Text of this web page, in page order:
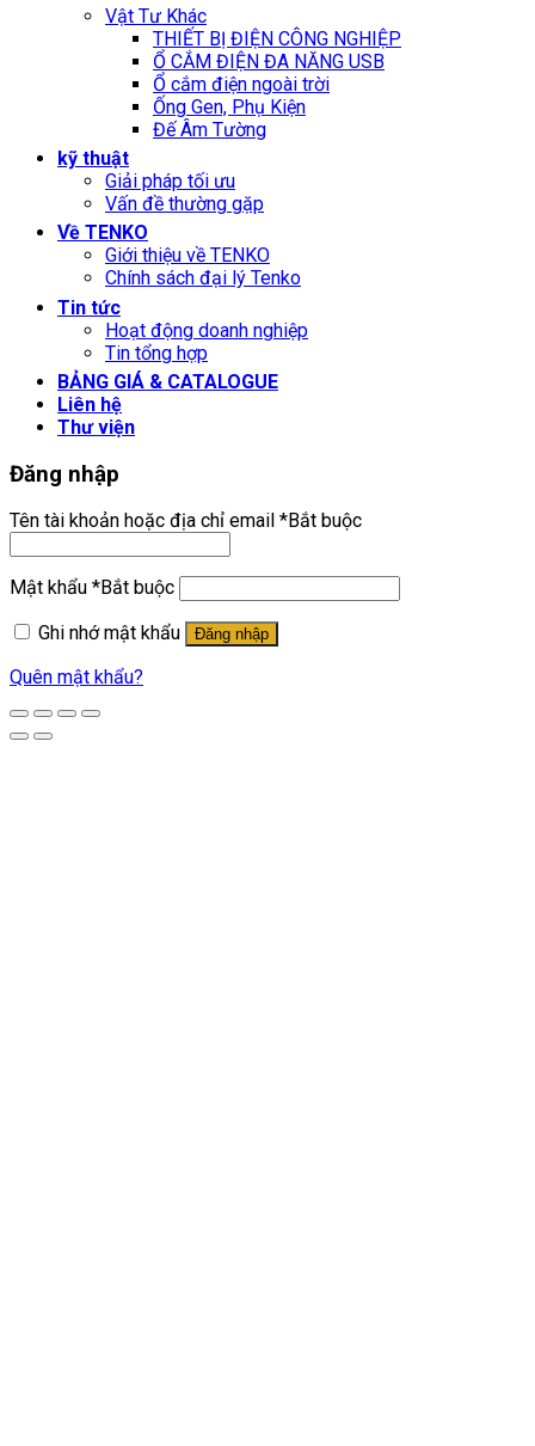
Vật Tư Khác
THIẾT BỊ ĐIỆN CÔNG NGHIỆP
Ổ CẮM ĐIỆN ĐA NĂNG USB
Ổ cắm điện ngoài trời
Ống Gen, Phụ Kiện
Đế Âm Tường
kỹ thuật
Giải pháp tối ưu
Vấn đề thường gặp
Về TENKO
Giới thiệu về TENKO
Chính sách đại lý Tenko
Tin tức
Hoạt động doanh nghiệp
Tin tổng hợp
BẢNG GIÁ & CATALOGUE
Liên hệ
Thư viện
Đăng nhập
Tên tài khoản hoặc địa chỉ email *Bắt buộc
Mật khẩu *Bắt buộc
Ghi nhớ mật khẩu
Đăng nhập
Quên mật khẩu?